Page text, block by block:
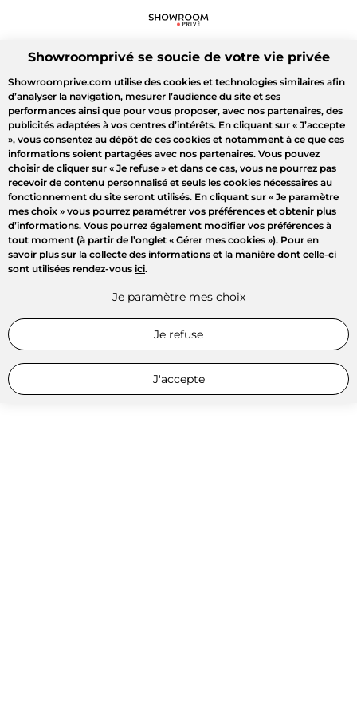
Showroomprivé se soucie de votre vie privée
Showroomprive.com utilise des cookies et technologies similaires afin
d’analyser la navigation, mesurer l’audience du site et ses
performances ainsi que pour vous proposer, avec nos partenaires, des
publicités adaptées à vos centres d’intérêts. En cliquant sur « J’accepte
», vous consentez au dépôt de ces cookies et notamment à ce que ces
informations soient partagées avec nos partenaires. Vous pouvez
choisir de cliquer sur « Je refuse » et dans ce cas, vous ne pourrez pas
recevoir de contenu personnalisé et seuls les cookies nécessaires au
fonctionnement du site seront utilisés. En cliquant sur « Je paramètre
mes choix » vous pourrez paramétrer vos préférences et obtenir plus
d’informations. Vous pourrez également modifier vos préférences à
tout moment (à partir de l’onglet « Gérer mes cookies »). Pour en
savoir plus sur la collecte des informations et la manière dont celle-ci
sont utilisées rendez-vous ici.
Je paramètre mes choix
Je refuse
J'accepte